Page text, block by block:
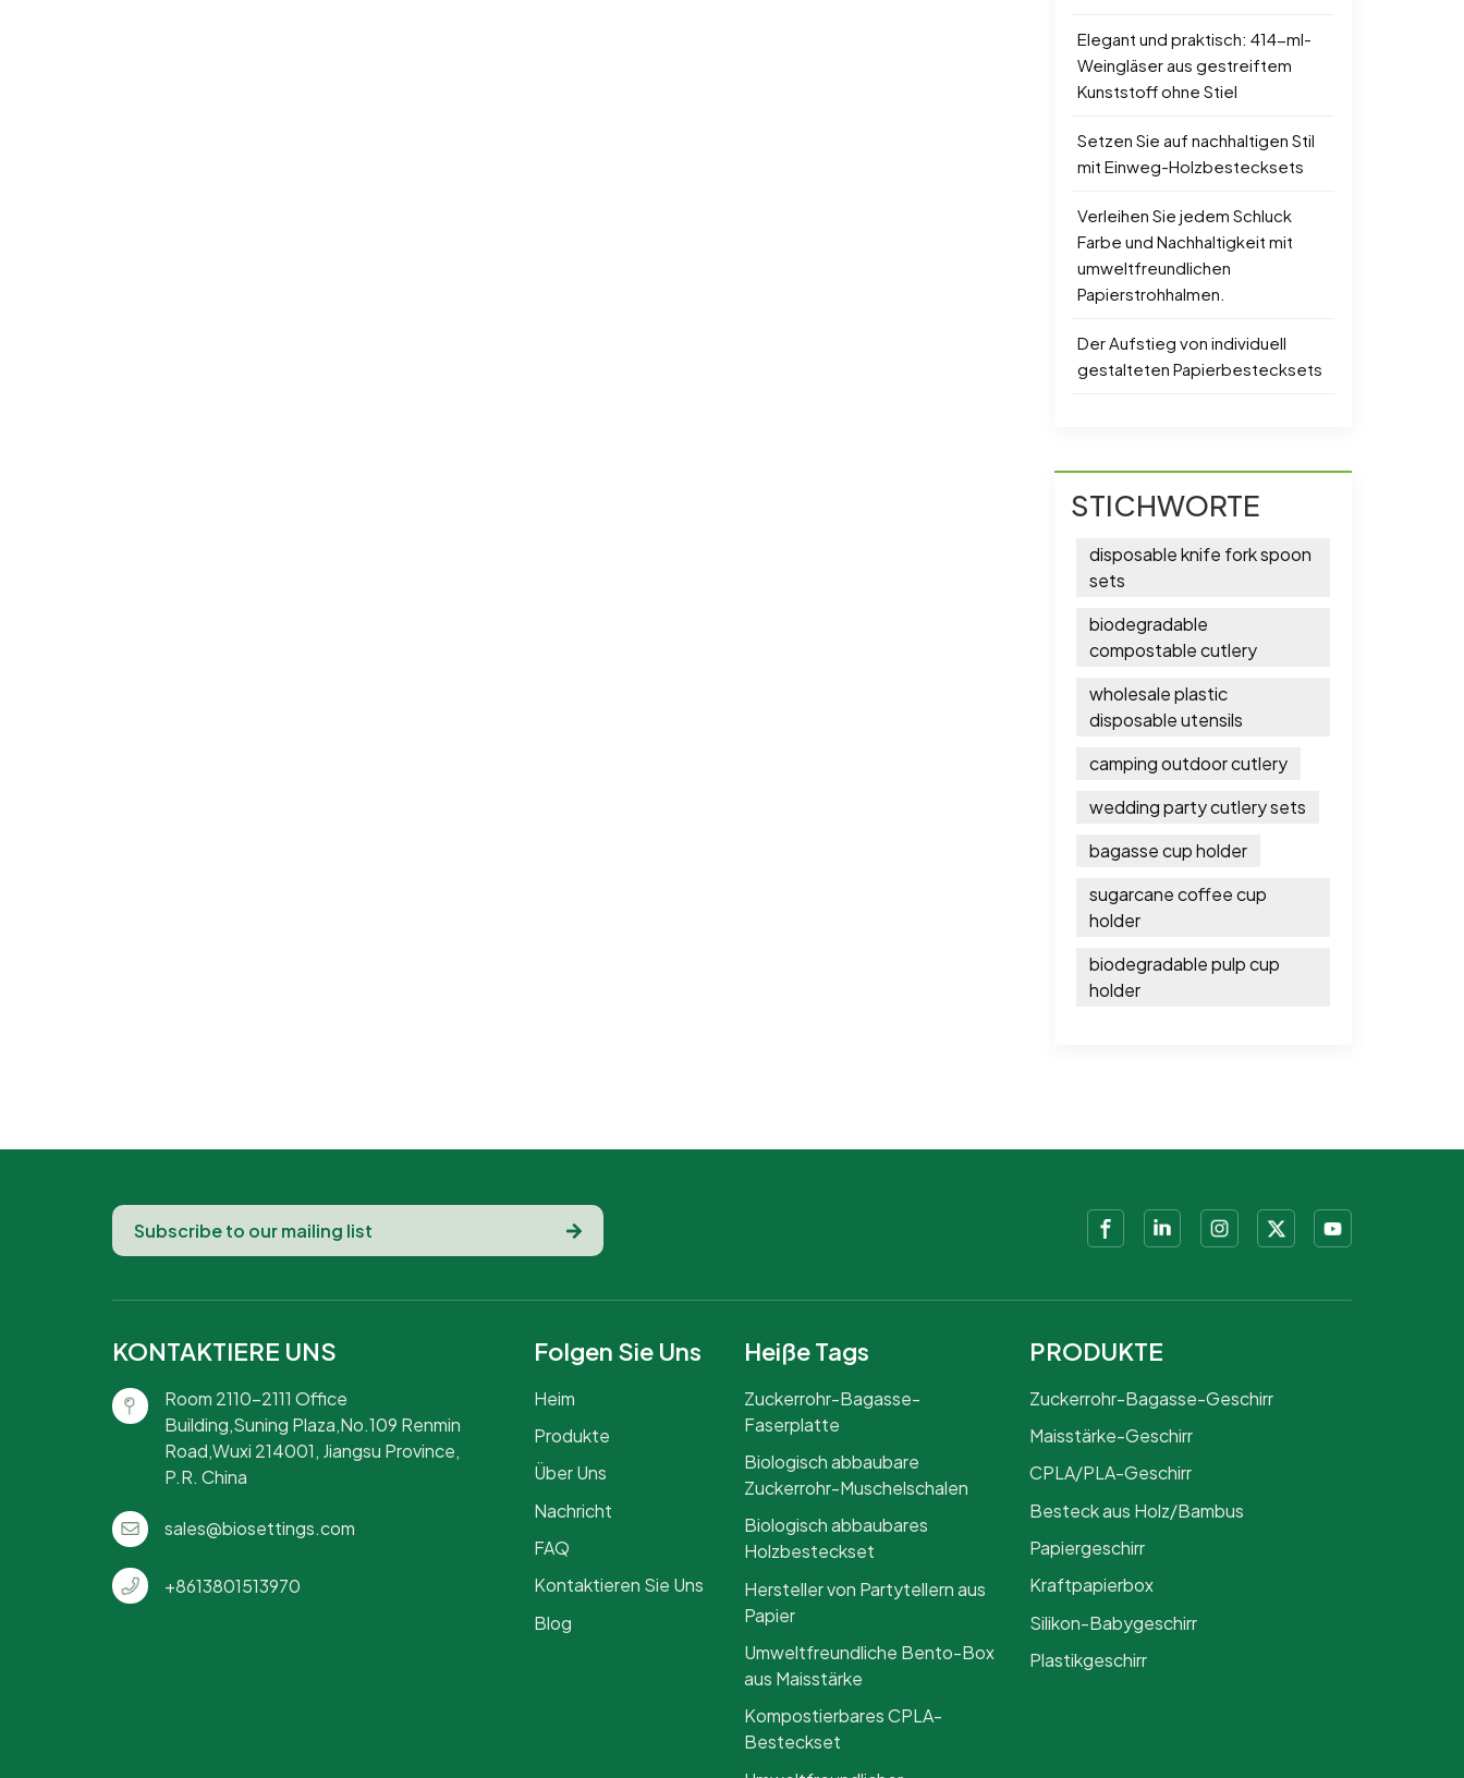
Elegant und praktisch: 414-ml-
Weingläser aus gestreiftem
Kunststoff ohne Stiel
Setzen Sie auf nachhaltigen Stil
mit Einweg-Holzbestecksets
Verleihen Sie jedem Schluck
Farbe und Nachhaltigkeit mit
umweltfreundlichen
Papierstrohhalmen.
Der Aufstieg von individuell
gestalteten Papierbestecksets
STICHWORTE
disposable knife fork spoon
sets
biodegradable
compostable cutlery
wholesale plastic
disposable utensils
camping outdoor cutlery
wedding party cutlery sets
bagasse cup holder
sugarcane coffee cup
holder
biodegradable pulp cup
holder
KONTAKTIERE UNS
Room 2110-2111 Office
Building,Suning Plaza,No.109 Renmin
Road,Wuxi 214001, Jiangsu Province,
P.R. China
sales@biosettings.com
+8613801513970
Folgen Sie Uns
Heim
Produkte
Über Uns
Nachricht
FAQ
Kontaktieren Sie Uns
Blog
Heiße Tags
Zuckerrohr-Bagasse-
Faserplatte
Biologisch abbaubare
Zuckerrohr-Muschelschalen
Biologisch abbaubares
Holzbesteckset
Hersteller von Partytellern aus
Papier
Umweltfreundliche Bento-Box
aus Maisstärke
Kompostierbares CPLA-
Besteckset
PRODUKTE
Zuckerrohr-Bagasse-Geschirr
Maisstärke-Geschirr
CPLA/PLA-Geschirr
Besteck aus Holz/Bambus
Papiergeschirr
Kraftpapierbox
Silikon-Babygeschirr
Plastikgeschirr